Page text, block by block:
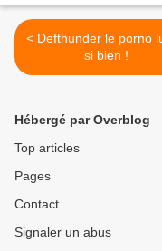
< Defthunder le porno lui va
si bien !
Hébergé par Overblog
Top articles
Pages
Contact
Signaler un abus